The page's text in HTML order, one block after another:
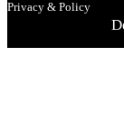
Privacy & Policy